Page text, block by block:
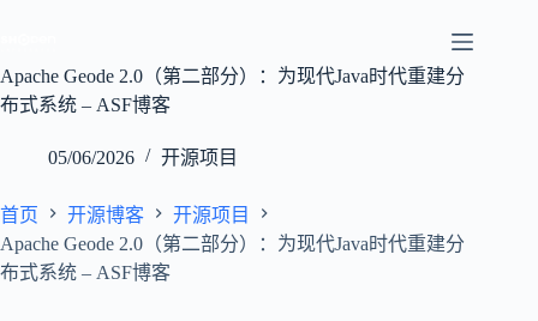
内
容
Apache Geode 2.0（第二部分）：为现代Java时代重建分
布式系统 – ASF博客
05/06/2026 开源项目
首页 开源博客
开源项目
Apache Geode 2.0（第二部分）：为现代Java时代重建分
布式系统 – ASF博客